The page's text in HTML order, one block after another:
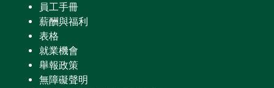
員工手冊
薪酬與福利
表格
就業機會
舉報政策
無障礙聲明